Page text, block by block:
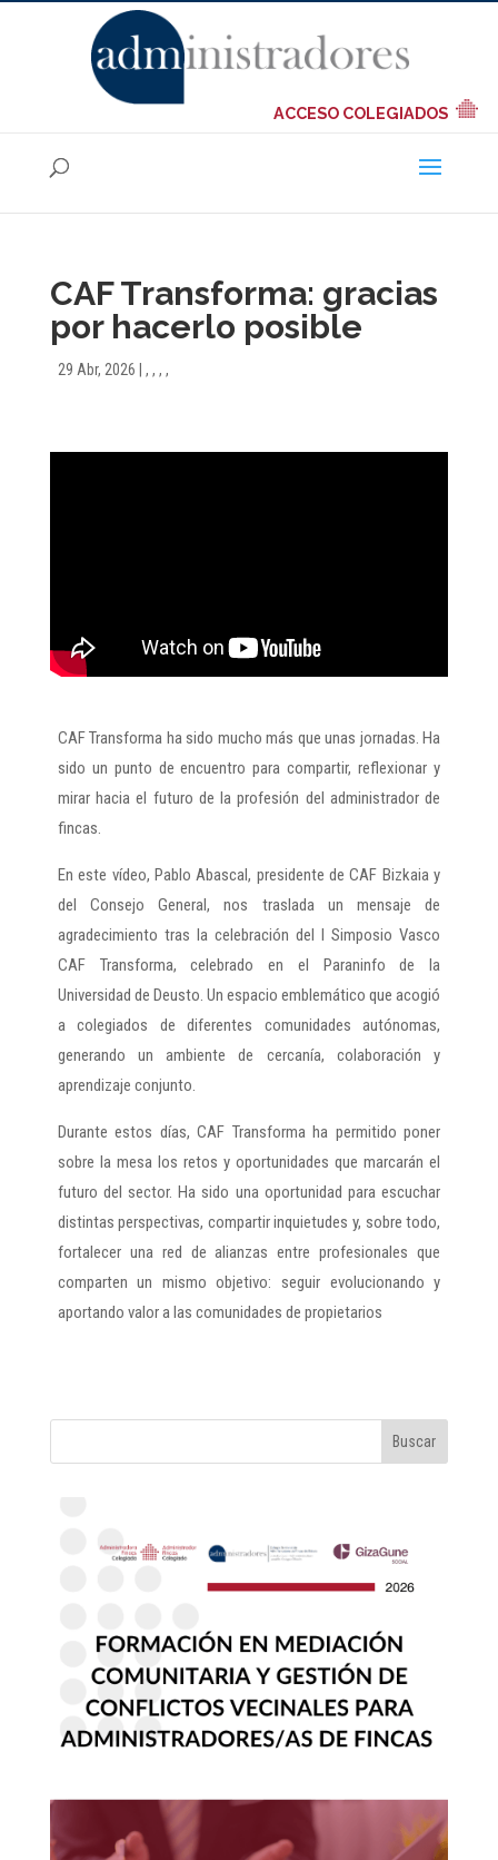
ACCESO COLEGIADOS
CAF Transforma: gracias
por hacerlo posible
29 Abr, 2026 , , , ,
CAF Transforma ha sido mucho más que unas jornadas. Ha
sido un punto de encuentro para compartir, reflexionar y
mirar hacia el futuro de la profesión del administrador de
fincas.
En este vídeo, Pablo Abascal, presidente de CAF Bizkaia y
del Consejo General, nos traslada un mensaje de
agradecimiento tras la celebración del I Simposio Vasco
CAF Transforma, celebrado en el Paraninfo de la
Universidad de Deusto. Un espacio emblemático que acogió
a colegiados de diferentes comunidades autónomas,
generando un ambiente de cercanía, colaboración y
aprendizaje conjunto.
Durante estos días, CAF Transforma ha permitido poner
sobre la mesa los retos y oportunidades que marcarán el
futuro del sector. Ha sido una oportunidad para escuchar
distintas perspectivas, compartir inquietudes y, sobre todo,
fortalecer una red de alianzas entre profesionales que
comparten un mismo objetivo: seguir evolucionando y
aportando valor a las comunidades de propietarios